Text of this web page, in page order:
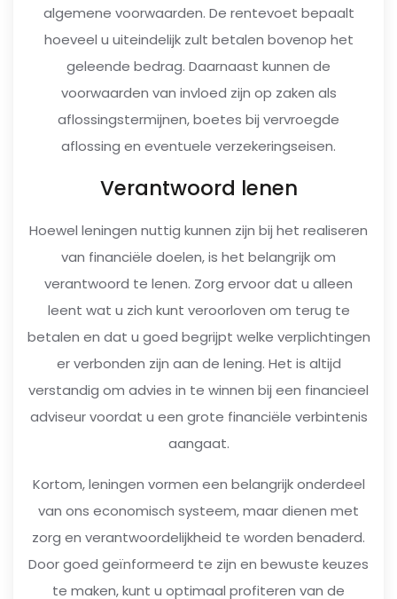
algemene voorwaarden. De rentevoet bepaalt
hoeveel u uiteindelijk zult betalen bovenop het
geleende bedrag. Daarnaast kunnen de
voorwaarden van invloed zijn op zaken als
aflossingstermijnen, boetes bij vervroegde
aflossing en eventuele verzekeringseisen.
Verantwoord lenen
Hoewel leningen nuttig kunnen zijn bij het realiseren
van financiële doelen, is het belangrijk om
verantwoord te lenen. Zorg ervoor dat u alleen
leent wat u zich kunt veroorloven om terug te
betalen en dat u goed begrijpt welke verplichtingen
er verbonden zijn aan de lening. Het is altijd
verstandig om advies in te winnen bij een financieel
adviseur voordat u een grote financiële verbintenis
aangaat.
Kortom, leningen vormen een belangrijk onderdeel
van ons economisch systeem, maar dienen met
zorg en verantwoordelijkheid te worden benaderd.
Door goed geïnformeerd te zijn en bewuste keuzes
te maken, kunt u optimaal profiteren van de